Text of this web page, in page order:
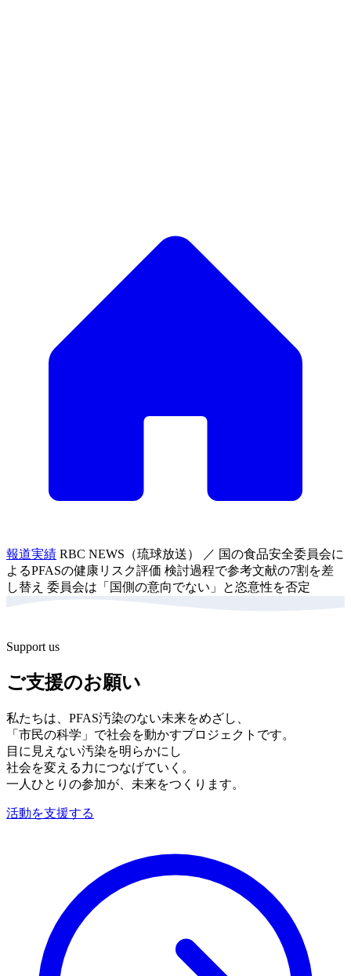
報道実績 RBC NEWS（琉球放送） ／ 国の食品安全委員会に
よるPFASの健康リスク評価 検討過程で参考文献の7割を差
し替え 委員会は「国側の意向でない」と恣意性を否定
Support us
ご支援のお願い
私たちは、PFAS汚染のない未来をめざし、
「市民の科学」で社会を動かすプロジェクトです。
目に見えない汚染を明らかにし
社会を変える力につなげていく。
一人ひとりの参加が、未来をつくります。
活動を支援する